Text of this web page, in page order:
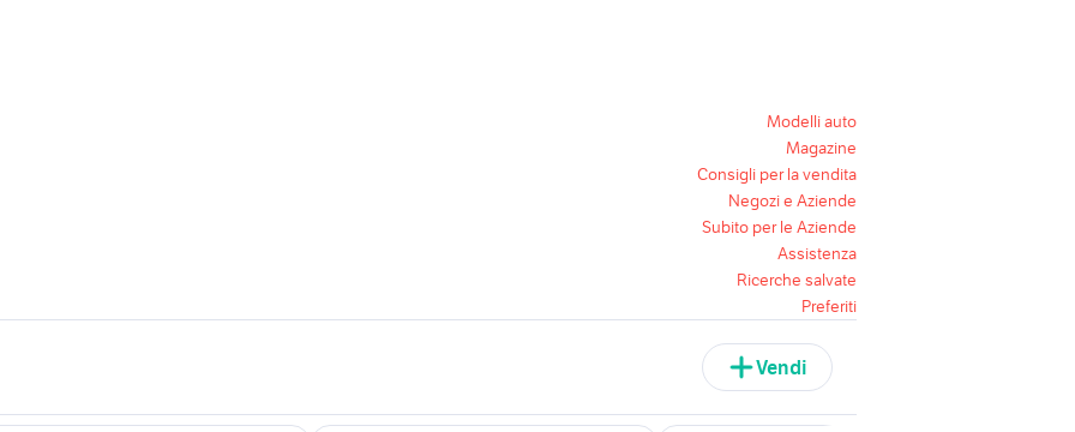
Modelli auto
Magazine
Consigli per la vendita
Negozi e Aziende
Subito per le Aziende
Assistenza
Ricerche salvate
Preferiti
Vendi